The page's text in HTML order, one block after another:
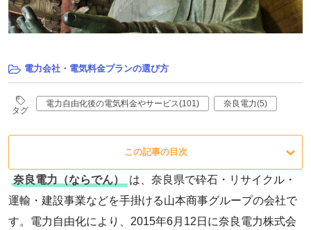
電力会社・電気料金プランの選び方
タグ
電力自由化後の電気料金やサービス(101) 奈良電力(5)
この記事の目次
奈良電力（ならでん）
は、奈良県で砕石・リサイクル・
運輸・建設事業などを手掛ける山本商事グループの会社で
す。電力自由化により、2015年6月12日に奈良電力株式会